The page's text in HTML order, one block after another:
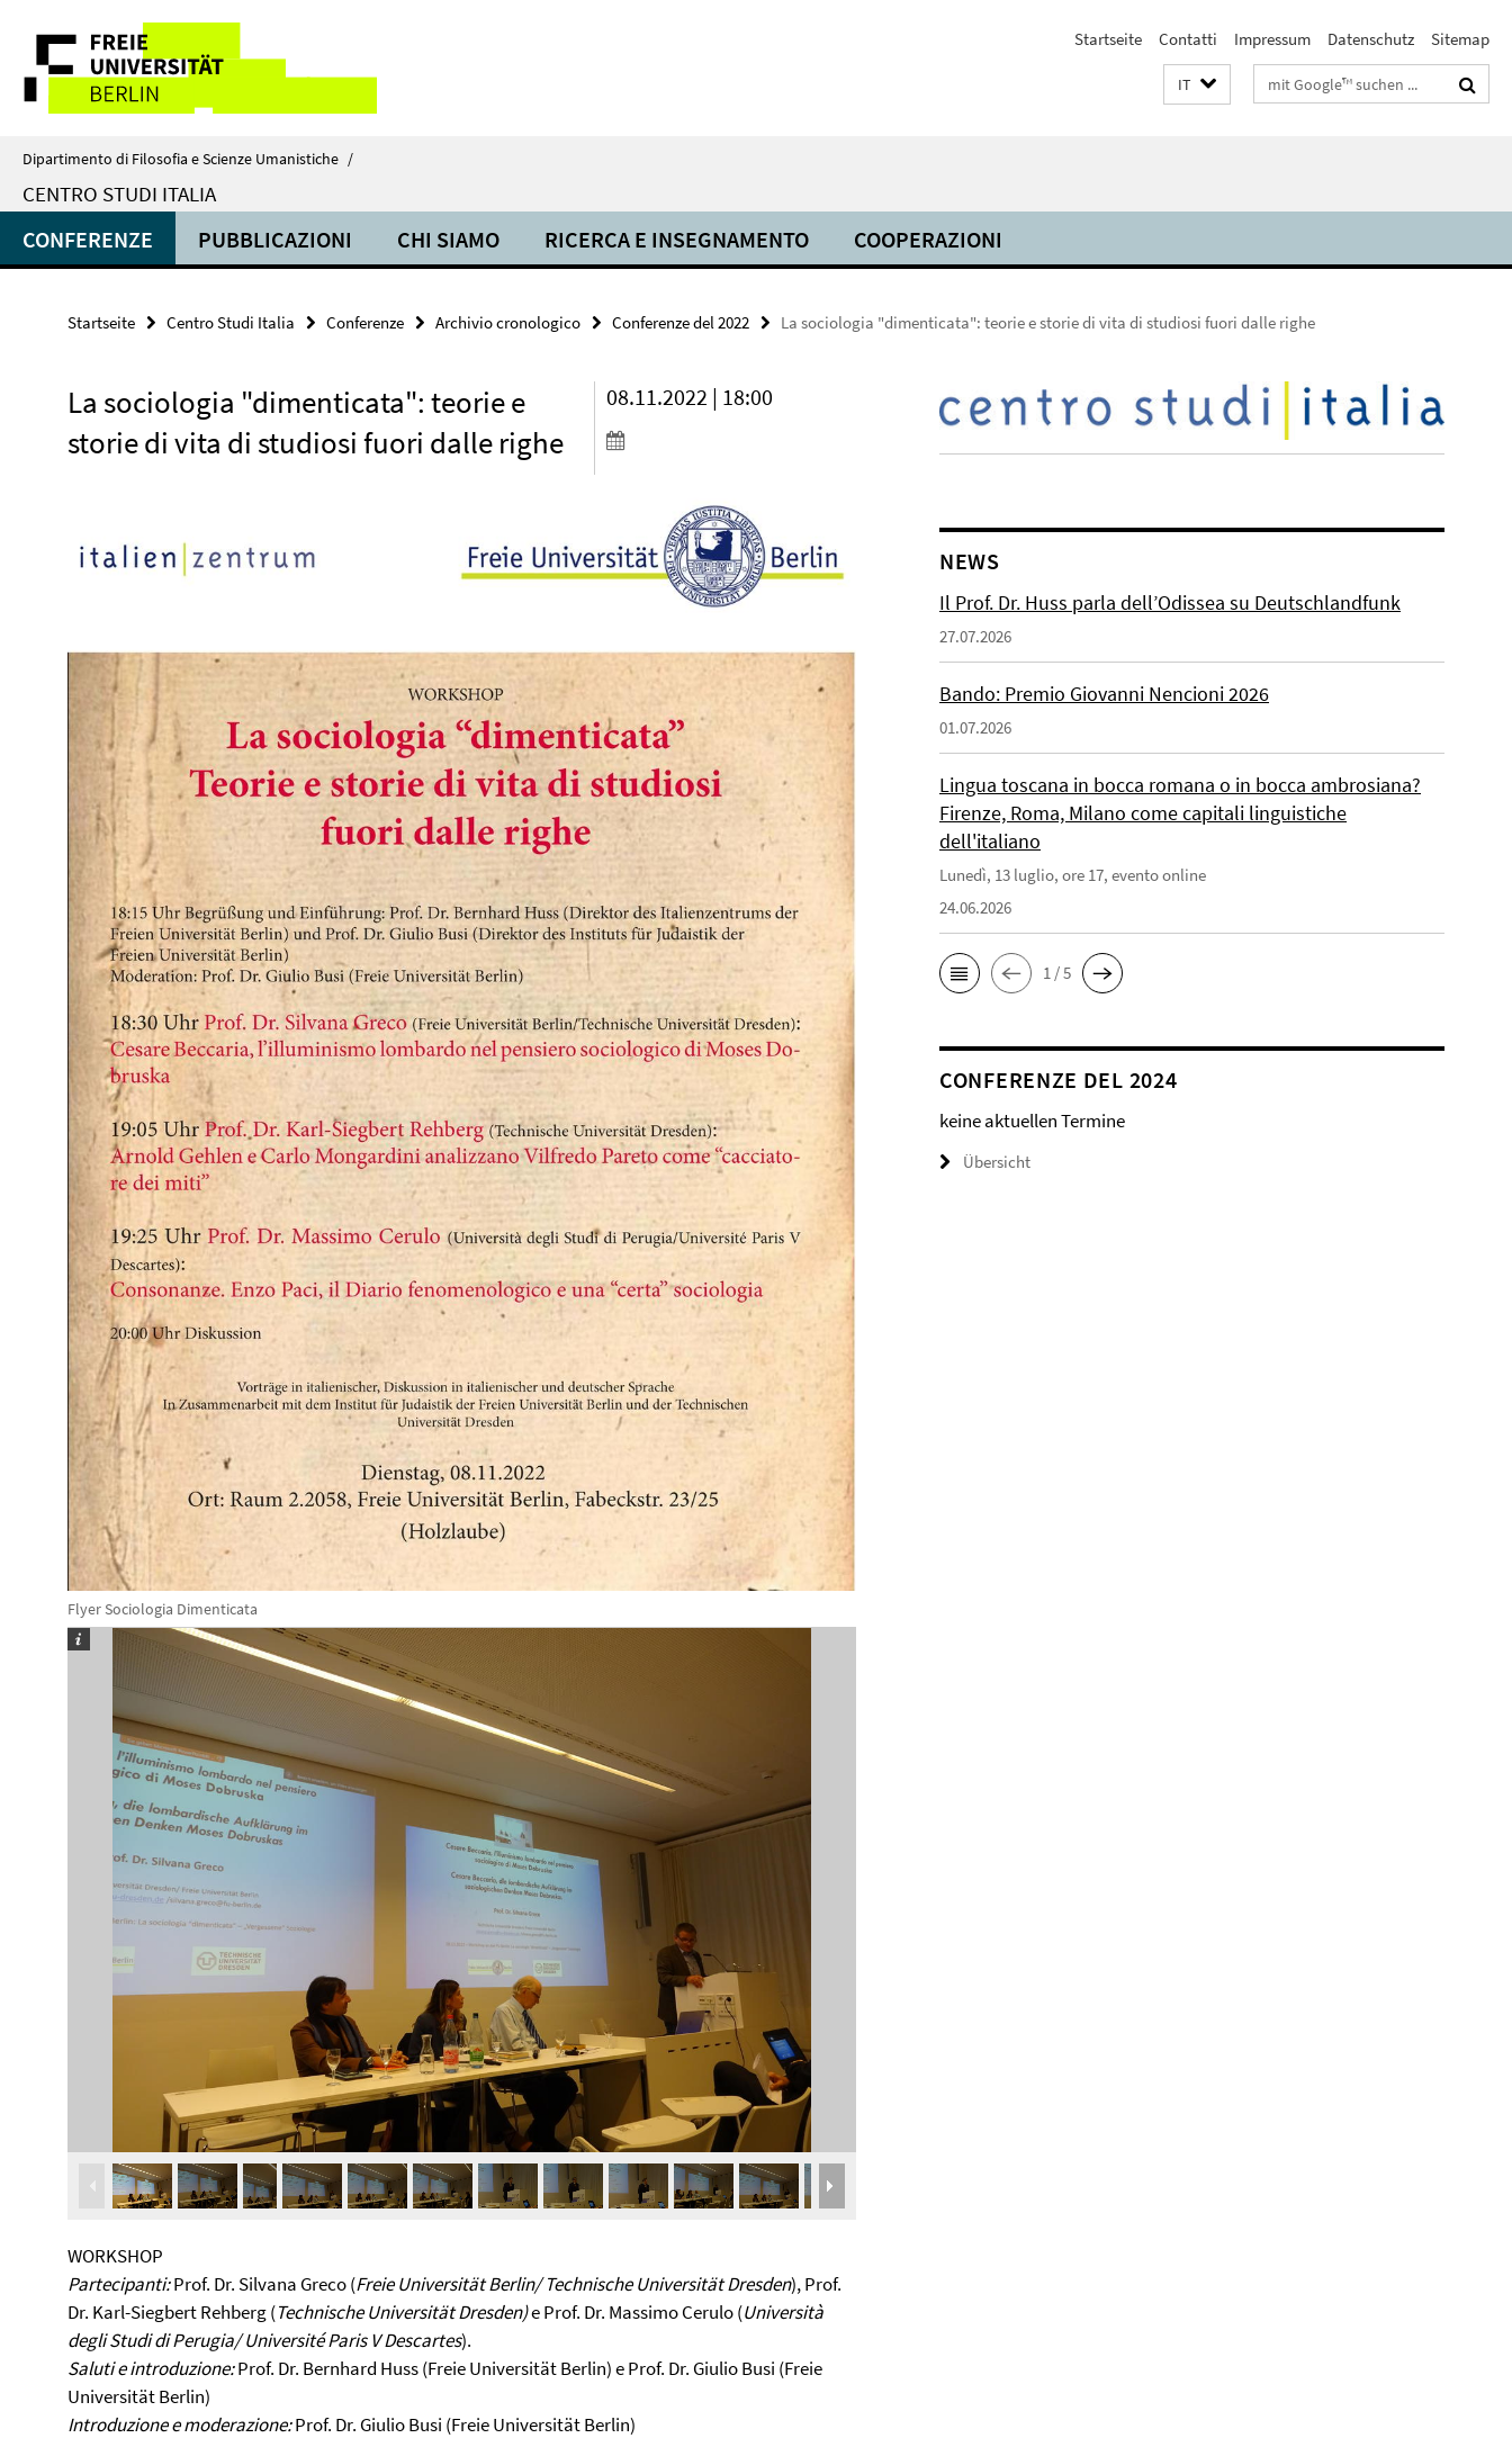
direkt
Inhalt
Service-
Navigation
Startseite Contatti Impressum Datenschutz Sitemap
IT Suchbegriffe
Dipartimento di Filosofia e Scienze Umanistiche /
CENTRO STUDI ITALIA
CONFERENZE PUBBLICAZIONI CHI SIAMO RICERCA E INSEGNAMENTO COOPERAZIONI
Startseite Centro Studi Italia Conferenze Archivio cronologico Conferenze del 2022 La sociologia "dimenticata": teorie e storie di vita di studiosi fuori dalle righe
La sociologia "dimenticata": teorie e
storie di vita di studiosi fuori dalle righe
08.11.2022 | 18:00
Flyer Sociologia Dimenticata
WORKSHOP
Partecipanti:Prof. Dr. Silvana Greco (Freie Universität Berlin/ Technische Universität Dresden), Prof.
Dr. Karl-Siegbert Rehberg (Technische Universität Dresden)e Prof. Dr. Massimo Cerulo (Università
degli Studi di Perugia/ Université Paris V Descartes).
Saluti e introduzione:Prof. Dr. Bernhard Huss (Freie Universität Berlin) e Prof. Dr. Giulio Busi (Freie
Universität Berlin)
Introduzione e moderazione:Prof. Dr. Giulio Busi (Freie Universität Berlin)
NEWS
Il Prof. Dr. Huss parla dell’Odissea su Deutschlandfunk
27.07.2026
Bando: Premio Giovanni Nencioni 2026
01.07.2026
Lingua toscana in bocca romana o in bocca ambrosiana?
Firenze, Roma, Milano come capitali linguistiche
dell'italiano
Lunedì, 13 luglio, ore 17, evento online
24.06.2026
1 / 5
CONFERENZE DEL 2024
keine aktuellen Termine
Übersicht